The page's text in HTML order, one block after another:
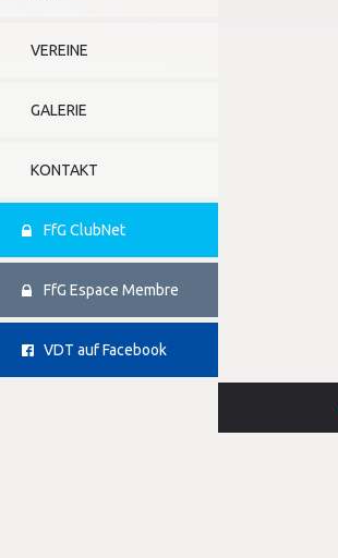
VEREINE
GALERIE
KONTAKT
FfG ClubNet
FfG Espace Membre
VDT auf Facebook